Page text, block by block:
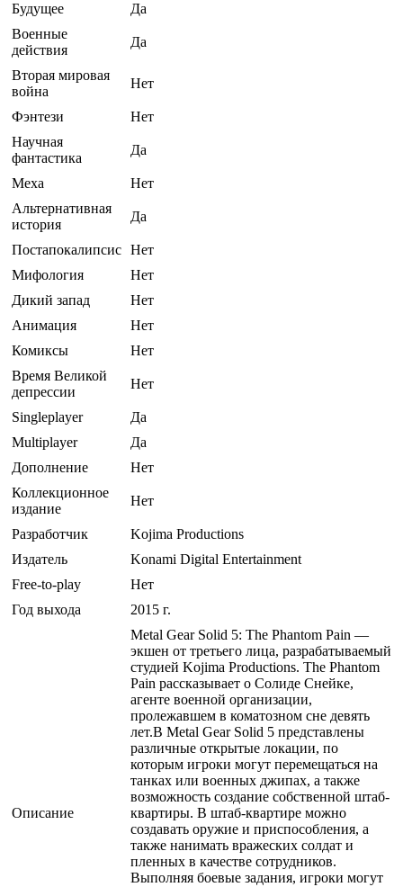
Будущее
Да
Военные
действия
Да
Вторая мировая
война
Нет
Фэнтези
Нет
Научная
фантастика
Да
Меха
Нет
Альтернативная
история
Да
Постапокалипсис Нет
Мифология
Нет
Дикий запад
Нет
Анимация
Нет
Комиксы
Нет
Время Великой
депрессии
Нет
Singleplayer
Да
Multiplayer
Да
Дополнение
Нет
Коллекционное
издание
Нет
Разработчик
Kojima Productions
Издатель
Konami Digital Entertainment
Free-to-play
Нет
Год выхода
2015 г.
Описание
Metal Gear Solid 5: The Phantom Pain —
экшен от третьего лица, разрабатываемый
студией Kojima Productions. The Phantom
Pain рассказывает о Солиде Снейке,
агенте военной организации,
пролежавшем в коматозном сне девять
лет.В Metal Gear Solid 5 представлены
различные открытые локации, по
которым игроки могут перемещаться на
танках или военных джипах, а также
возможность создание собственной штаб-
квартиры. В штаб-квартире можно
создавать оружие и приспособления, а
также нанимать вражеских солдат и
пленных в качестве сотрудников.
Выполняя боевые задания, игроки могут